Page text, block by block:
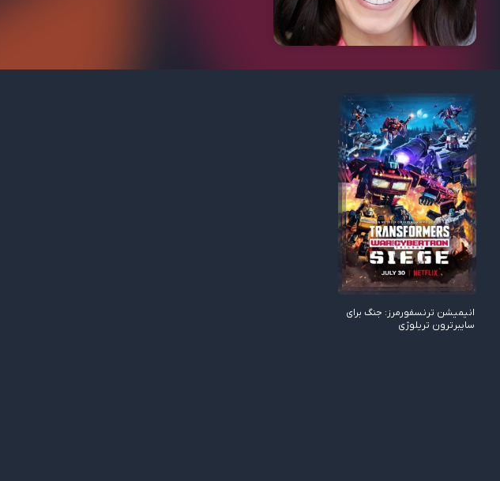
8.00/10
انیمیشن ترنسفورمرز: جنگ برای
سایبرترون تریلوژی